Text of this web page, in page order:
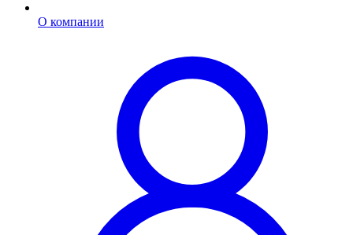
О компании